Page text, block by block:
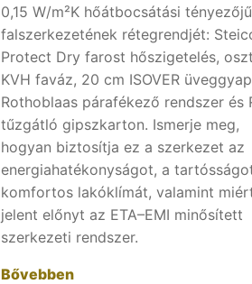
0,15 W/m²K hőátbocsátási tényezőjű
falszerkezetének rétegrendjét:
Protect Dry farost hőszigetelés,
KVH faváz, 20 cm ISOVER
Rothoblaas párafékező rendszer és
tűzgátló gipszkarton. Ismerje meg,
hogyan biztosítja ez a szerkezet az
energiahatékonyságot, a
komfortos lakóklímát, valamint
jelent előnyt az ETA–EMI minősített
szerkezeti rendszer.
Bővebben